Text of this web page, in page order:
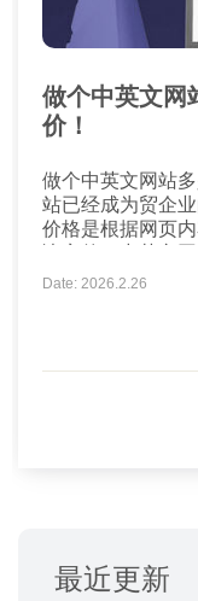
做个中英文网
价！
做个中英文网站多少
站已经成为贸企
价格是根据网页
一些个性化要求费用另计！！
业网站中的一种
户群里在国外，
先考虑国外客户
站还是普通...
Date: 2026.2.26
最近更新